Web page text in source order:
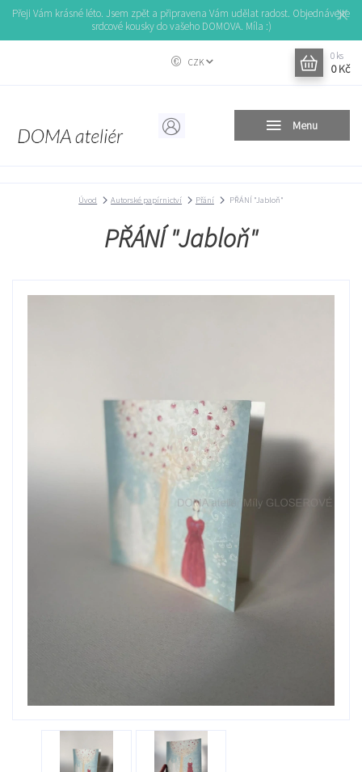
Přeji Vám krásné léto. Jsem zpět a připravena Vám udělat radost. Objednávejte
srdcové kousky do vašeho DOMOVA. Míla :)
Menu
CZK
0 ks
0 Kč
Úvod Autorské papírnictví Přání PŘÁNÍ "Jabloň"
PŘÁNÍ "Jabloň"